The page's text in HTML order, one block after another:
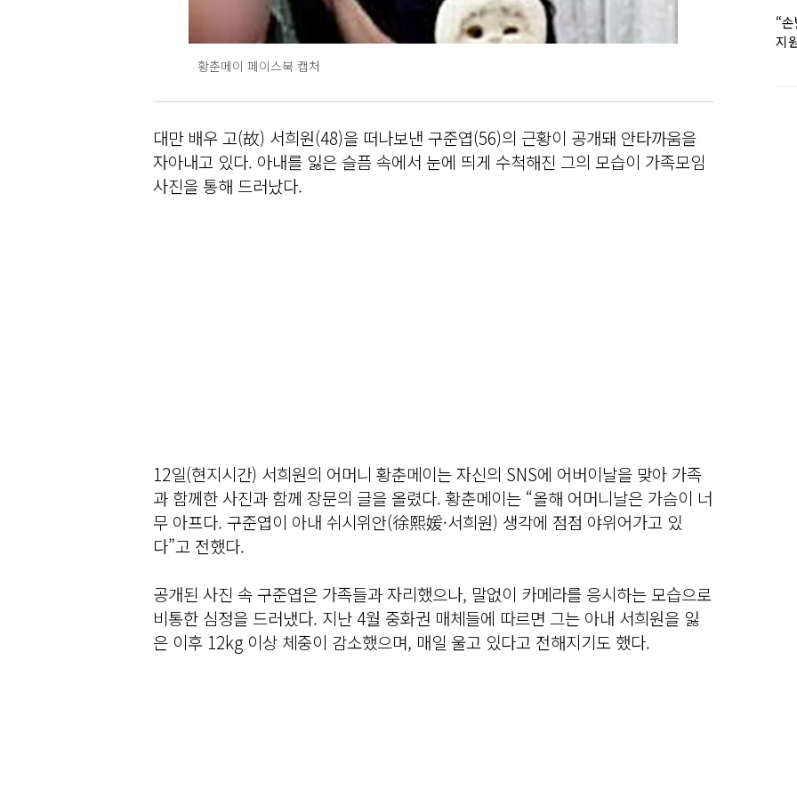
황춘메이 페이스북 캡처
대만 배우 고(故) 서희원(48)을 떠나보낸 구준엽(56)의 근황이 공개돼 안타까움을
자아내고 있다. 아내를 잃은 슬픔 속에서 눈에 띄게 수척해진 그의 모습이 가족모임
사진을 통해 드러났다.
12일(현지시간) 서희원의 어머니 황춘메이는 자신의 SNS에 어버이날을 맞아 가족
과 함께한 사진과 함께 장문의 글을 올렸다. 황춘메이는 “올해 어머니날은 가슴이 너
무 아프다. 구준엽이 아내 쉬시위안(徐熙媛·서희원) 생각에 점점 야위어가고 있
다”고 전했다.
공개된 사진 속 구준엽은 가족들과 자리했으나, 말없이 카메라를 응시하는 모습으로
비통한 심정을 드러냈다. 지난 4월 중화권 매체들에 따르면 그는 아내 서희원을 잃
은 이후 12kg 이상 체중이 감소했으며, 매일 울고 있다고 전해지기도 했다.
“
지